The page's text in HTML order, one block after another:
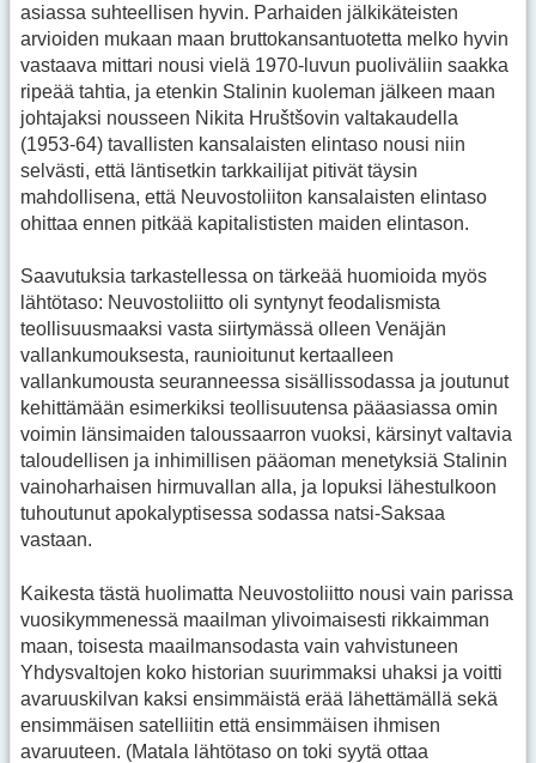
asiassa suhteellisen hyvin. Parhaiden jälkikäteisten
arvioiden mukaan maan bruttokansantuotetta melko hyvin
vastaava mittari nousi vielä 1970-luvun puoliväliin saakka
ripeää tahtia, ja etenkin Stalinin kuoleman jälkeen maan
johtajaksi nousseen Nikita Hruštšovin valtakaudella
(1953-64) tavallisten kansalaisten elintaso nousi niin
selvästi, että läntisetkin tarkkailijat pitivät täysin
mahdollisena, että Neuvostoliiton kansalaisten elintaso
ohittaa ennen pitkää kapitalististen maiden elintason.
Saavutuksia tarkastellessa on tärkeää huomioida myös
lähtötaso: Neuvostoliitto oli syntynyt feodalismista
teollisuusmaaksi vasta siirtymässä olleen Venäjän
vallankumouksesta, raunioitunut kertaalleen
vallankumousta seuranneessa sisällissodassa ja joutunut
kehittämään esimerkiksi teollisuutensa pääasiassa omin
voimin länsimaiden taloussaarron vuoksi, kärsinyt valtavia
taloudellisen ja inhimillisen pääoman menetyksiä Stalinin
vainoharhaisen hirmuvallan alla, ja lopuksi lähestulkoon
tuhoutunut apokalyptisessa sodassa natsi-Saksaa
vastaan.
Kaikesta tästä huolimatta Neuvostoliitto nousi vain parissa
vuosikymmenessä maailman ylivoimaisesti rikkaimman
maan, toisesta maailmansodasta vain vahvistuneen
Yhdysvaltojen koko historian suurimmaksi uhaksi ja voitti
avaruuskilvan kaksi ensimmäistä erää lähettämällä sekä
ensimmäisen satelliitin että ensimmäisen ihmisen
avaruuteen. (Matala lähtötaso on toki syytä ottaa